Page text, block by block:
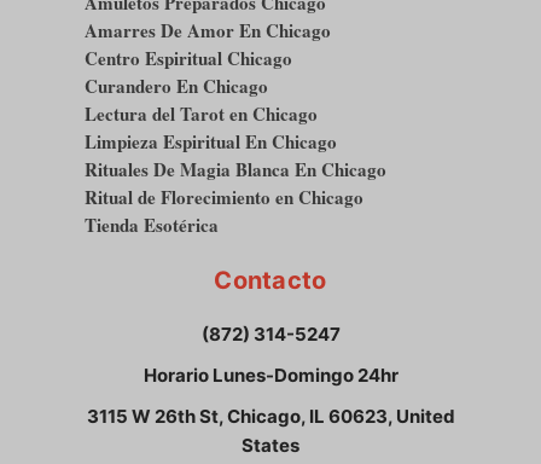
Amarres De Amor En Chicago
Centro Espiritual Chicago
Curandero En Chicago
Lectura del Tarot en Chicago
Limpieza Espiritual En Chicago
Rituales De Magia Blanca En Chicago
Ritual de Florecimiento en Chicago
Tienda Esotérica
Contacto
(872) 314-5247
Horario Lunes-Domingo 24hr
3115 W 26th St, Chicago, IL 60623, United
States